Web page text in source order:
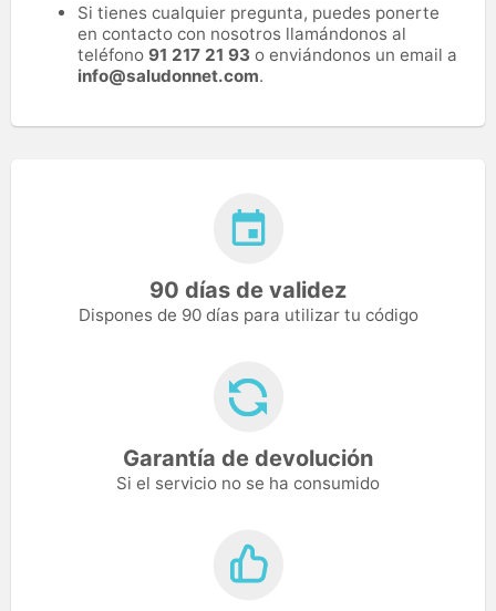
Si tienes cualquier pregunta, puedes ponerte
en contacto con nosotros llamándonos al
teléfono 91 217 21 93 o enviándonos un email a
info@saludonnet.com.
90 días de validez
Dispones de 90 días para utilizar tu código
Garantía de devolución
Si el servicio no se ha consumido